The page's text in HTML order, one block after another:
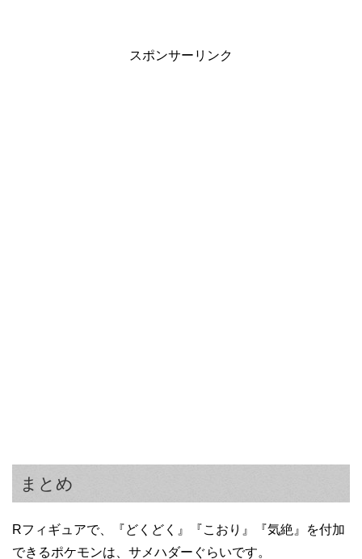
スポンサーリンク
まとめ
Rフィギュアで、『どくどく』『こおり』『気絶』を付加
できるポケモンは、サメハダーぐらいです。